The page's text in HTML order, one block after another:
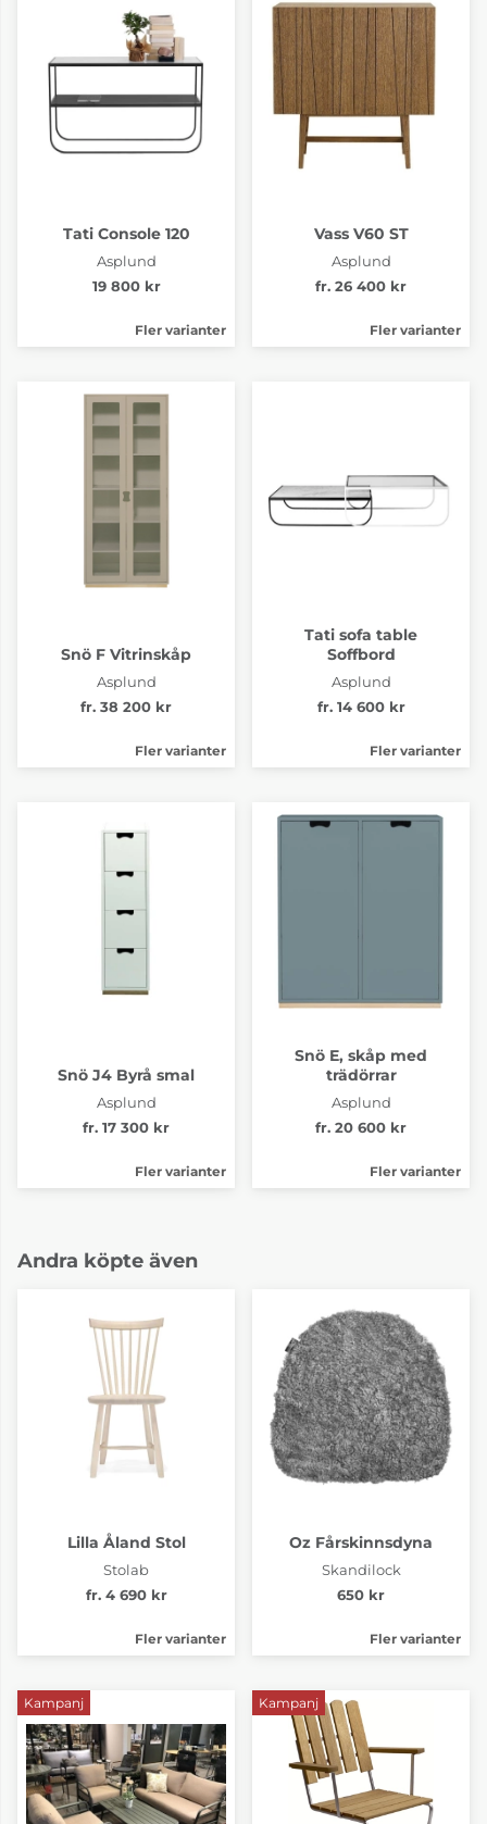
Tati Console 120
Asplund
19 800 kr
Fler varianter
Vass V60 ST
Asplund
fr. 26 400 kr
Fler varianter
Snö F Vitrinskåp
Asplund
fr. 38 200 kr
Fler varianter
Tati sofa table
Soffbord
Asplund
fr. 14 600 kr
Fler varianter
Snö J4 Byrå smal
Asplund
fr. 17 300 kr
Fler varianter
Snö E, skåp med
trädörrar
Asplund
fr. 20 600 kr
Fler varianter
Andra köpte även
Lilla Åland Stol
Stolab
fr. 4 690 kr
Fler varianter
Oz Fårskinnsdyna
Skandilock
650 kr
Fler varianter
Kampanj Kampanj